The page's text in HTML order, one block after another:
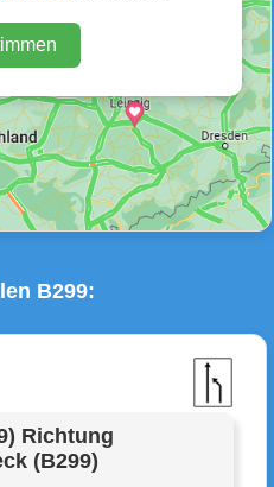
Defektes Fahrzeug
B299:
Richtung
(B299)